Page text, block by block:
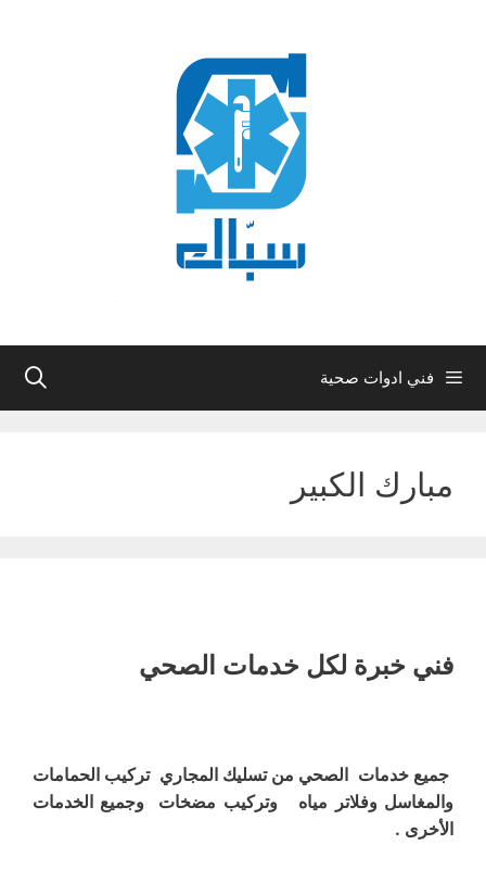
فني ادوات صحية
مبارك الكبير
فني خبرة لكل خدمات الصحي
جميع خدمات الصحي من تسليك المجاري تركيب الحمامات
والمغاسل وفلاتر مياه وتركيب مضخات وجميع الخدمات
الأخرى .